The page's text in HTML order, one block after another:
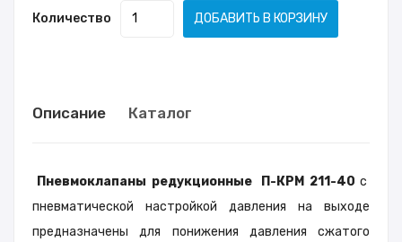
Количество ДОБАВИТЬ В КОРЗИНУ
Описание Каталог
Пневмоклапаны редукционные П-КРМ 211-40 с
пневматической настройкой давления на выходе
предназначены для понижения давления сжатого